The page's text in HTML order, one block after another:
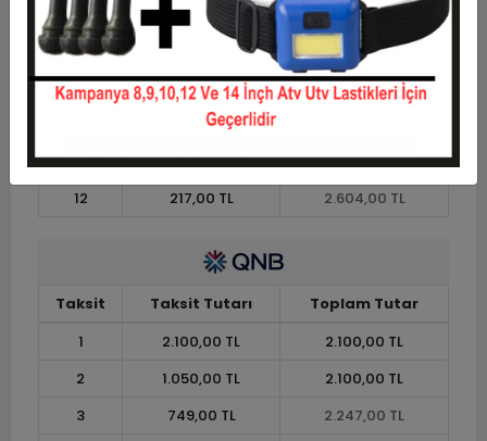
7
345,00 TL
2.415,00 TL
8
307,13 TL
2.457,00 TL
9
277,67 TL
2.499,00 TL
254,10 TL
11
232,91 TL
2.562,00 TL
12
217,00 TL 2.604,00 TL
Taksit Taksit Tutarı
Toplam Tutar
1
2.100,00 TL
2.100,00 TL
2
1.050,00 TL
2.100,00 TL
3
749,00 TL
2.247,00 TL